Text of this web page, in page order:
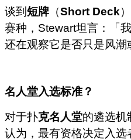
谈到 短牌 （Short Deck
赛种，Stewart坦言：「
还在观察它是否只是风潮
名人堂入选标准？
对于扑克名人堂的遴选机
认为，最有资格决定入